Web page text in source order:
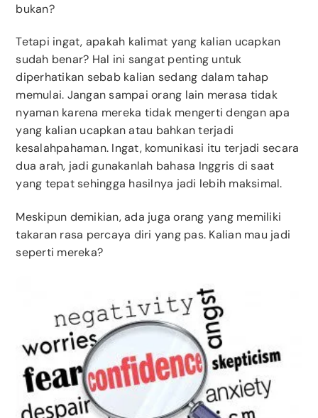
bukan?
Tetapi ingat, apakah kalimat yang kalian ucapkan
sudah benar? Hal ini sangat penting untuk
diperhatikan sebab kalian sedang dalam tahap
memulai. Jangan sampai orang lain merasa tidak
nyaman karena mereka tidak mengerti dengan apa
yang kalian ucapkan atau bahkan terjadi
kesalahpahaman. Ingat, komunikasi itu terjadi secara
dua arah, jadi gunakanlah bahasa Inggris di saat
yang tepat sehingga hasilnya jadi lebih maksimal.
Meskipun demikian, ada juga orang yang memiliki
takaran rasa percaya diri yang pas. Kalian mau jadi
seperti mereka?